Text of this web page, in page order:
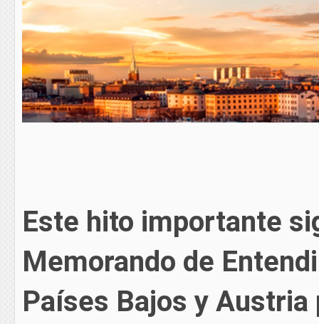
Este hito importante
Memorando de
Países Bajos y